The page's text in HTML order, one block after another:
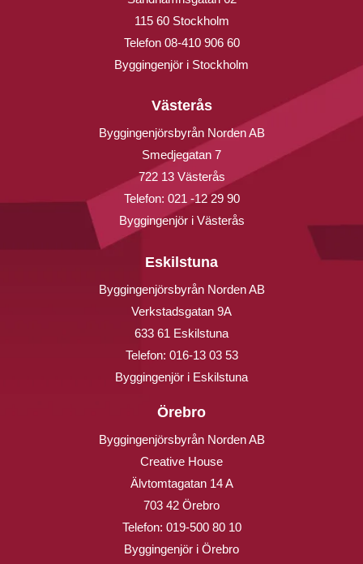
115 60 Stockholm
Telefon 08-410 906 60
Byggingenjör i Stockholm
Västerås
Byggingenjörsbyrån Norden AB
Smedjegatan 7
722 13 Västerås
Telefon: 021 -12 29 90
Byggingenjör i Västerås
Eskilstuna
Byggingenjörsbyrån Norden AB
Verkstadsgatan 9A
633 61 Eskilstuna
Telefon: 016-13 03 53
Byggingenjör i Eskilstuna
Örebro
Byggingenjörsbyrån Norden AB
Creative House
Älvtomtagatan 14 A
703 42 Örebro
Telefon: 019-500 80 10
Byggingenjör i Örebro